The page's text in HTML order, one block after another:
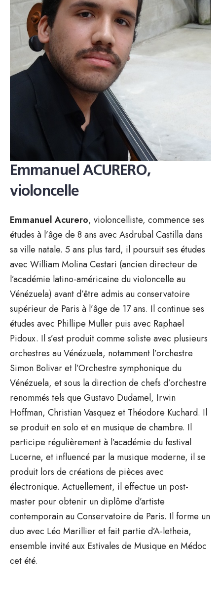
Emmanuel ACURERO,
violoncelle
Emmanuel Acurero, violoncelliste, commence ses
études à l’âge de 8 ans avec Asdrubal Castilla dans
sa ville natale. 5 ans plus tard, il poursuit ses études
avec William Molina Cestari (ancien directeur de
l’académie latino-américaine du violoncelle au
Vénézuela) avant d’être admis au conservatoire
supérieur de Paris à l’âge de 17 ans. Il continue ses
études avec Phillipe Muller puis avec Raphael
Pidoux. Il s’est produit comme soliste avec plusieurs
orchestres au Vénézuela, notamment l’orchestre
Simon Bolivar et l’Orchestre symphonique du
Vénézuela, et sous la direction de chefs d’orchestre
renommés tels que Gustavo Dudamel, Irwin
Hoffman, Christian Vasquez et Théodore Kuchard. Il
se produit en solo et en musique de chambre. Il
participe régulièrement à l’académie du festival
Lucerne, et influencé par la musique moderne, il se
produit lors de créations de pièces avec
électronique. Actuellement, il effectue un post-
master pour obtenir un diplôme d’artiste
contemporain au Conservatoire de Paris. Il forme un
duo avec Léo Marillier et fait partie d’A-letheia,
ensemble invité aux Estivales de Musique en Médoc
cet été.